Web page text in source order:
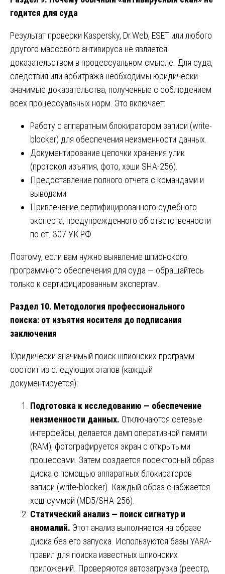
годится для суда
Результат проверки Kaspersky, Dr.Web, ESET или любого
другого массового антивируса не является
доказательством в процессуальном смысле. Для суда,
следствия или арбитража необходимы юридически
значимые доказательства, полученные с соблюдением
всех процессуальных норм. Это включает:
Работу с аппаратным блокиратором записи (write-
blocker) для обеспечения неизменности данных.
Документирование цепочки хранения улик
(протокол изъятия, фото, хэши SHA-256).
Предоставление полного отчета с командами и
выводами.
Привлечение сертифицированного судебного
эксперта, предупрежденного об ответственности
по ст. 307 УК РФ.
Поэтому, если вам нужно выявление шпионского
программного обеспечения для суда — обращайтесь
только к сертифицированным экспертам.
Раздел 10. Методология профессионального
поиска: от изъятия носителя до подписания
заключения
Юридически значимый поиск шпионских программ
состоит из следующих этапов (каждый
документируется):
Подготовка к исследованию — обеспечение
неизменности данных. Отключаются сетевые
интерфейсы, делается дамп оперативной памяти
(RAM), фотографируется экран с открытыми
процессами. Затем создается посекторный образ
диска с помощью аппаратных блокираторов
записи (write-blocker). Каждый образ снабжается
хеш-суммой (MD5/SHA-256).
Статический анализ — поиск сигнатур и
аномалий. Этот анализ выполняется на образе
диска без его запуска. Используются базы YARA-
правил для поиска известных шпионских
приложений. Проверяются автозагрузка (реестр,